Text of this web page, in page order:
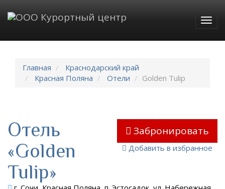
Главная
Краснодарский край
Красная Поляна
Отели Golden Tulip
Забронировать
Добавить в избранное
Отель
«Golden
Tulip»